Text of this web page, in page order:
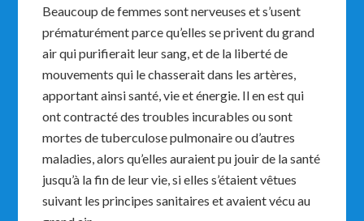
Beaucoup de femmes sont nerveuses et s’usent
prématurément parce qu’elles se privent du grand
air qui purifierait leur sang, et de la liberté de
mouvements qui le chasserait dans les artères,
apportant ainsi santé, vie et énergie. Il en est qui
ont contracté des troubles incurables ou sont
mortes de tuberculose pulmonaire ou d’autres
maladies, alors qu’elles auraient pu jouir de la santé
jusqu’à la fin de leur vie, si elles s’étaient vêtues
suivant les principes sanitaires et avaient vécu au